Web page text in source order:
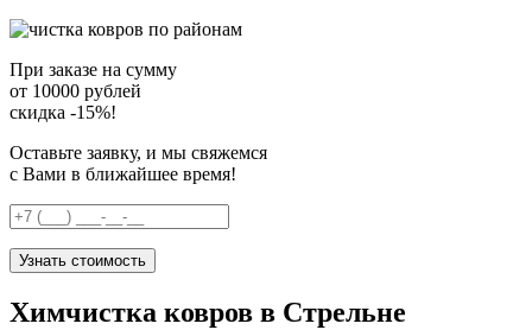
При заказе на сумму
от 10000 рублей
скидка -15%!
Оставьте заявку, и мы свяжемся
с Вами в ближайшее время!
Узнать стоимость
Химчистка ковров в Стрельне